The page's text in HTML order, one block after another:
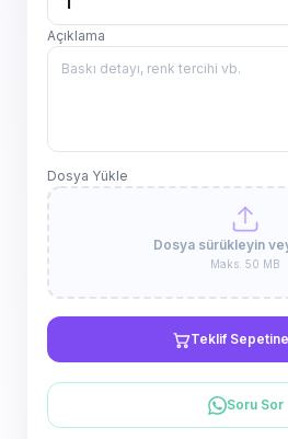
Açıklama
Dosya Yükle
Dosya sürükleyin
Maks. 50 MB
Teklif
Soru Sor